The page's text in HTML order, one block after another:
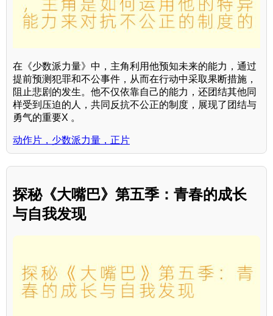
在《少数派力量》中，主角利用他预知未来的能力，通过
提前预测犯罪和不公事件，从而在行动中采取果断措施，
阻止悲剧的发生。他不仅依靠自己的能力，还团结其他同
样受到压迫的人，共同反抗不公正的制度，展现了团结与
勇气的重要X 。
动作片，少数派力量，正片
探秘《大嘴巴》第五季：青春的成长
与自我发现